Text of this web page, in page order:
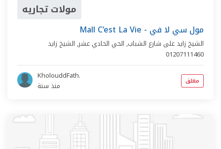
مولات تجاريه
Mall C’est La Vie - مول سي لا في
الشيخ زايد على شارع الشباب, الحي الحادي عشر, الشيخ زايد
01207111460
KholouddFath.
منذ سنة
مغلق